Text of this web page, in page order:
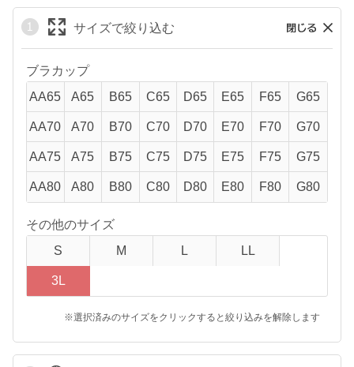
サイズで絞り込む
ブラカップ
AA65
A65 B65 C65 D65 E65 F65 G65
AA70 A70 B70 C70 D70 E70 F70 G70
AA75 A75 B75 C75 D75 E75 F75 G75
AA80 A80 B80 C80 D80 E80 F80 G80
その他のサイズ
S
M L LL
3L
※選択済みのサイズをクリックすると絞り込みを解除します
限定
再入荷
翌日発送
在庫なし商品
在庫なし商品を表示しない
予約商品